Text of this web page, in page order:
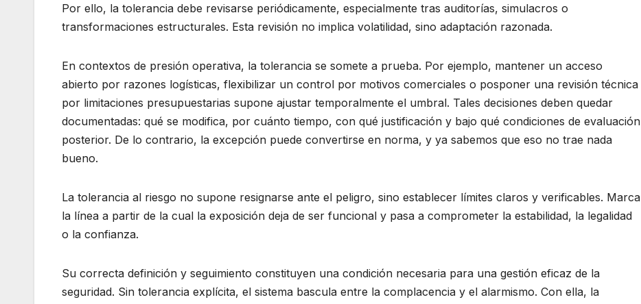
Por ello, la tolerancia debe revisarse periódicamente, especialmente tras auditorías, simulacros o
transformaciones estructurales. Esta revisión no implica volatilidad, sino adaptación razonada.
En contextos de presión operativa, la tolerancia se somete a prueba. Por ejemplo, mantener un acceso
abierto por razones logísticas, flexibilizar un control por motivos comerciales o posponer una revisión técnica
por limitaciones presupuestarias supone ajustar temporalmente el umbral. Tales decisiones deben quedar
documentadas: qué se modifica, por cuánto tiempo, con qué justificación y bajo qué condiciones de evaluación
posterior. De lo contrario, la excepción puede convertirse en norma, y ya sabemos que eso no trae nada
bueno.
La tolerancia al riesgo no supone resignarse ante el peligro, sino establecer límites claros y verificables. Marca
la línea a partir de la cual la exposición deja de ser funcional y pasa a comprometer la estabilidad, la legalidad
o la confianza.
Su correcta definición y seguimiento constituyen una condición necesaria para una gestión eficaz de la
seguridad. Sin tolerancia explícita, el sistema bascula entre la complacencia y el alarmismo. Con ella, la